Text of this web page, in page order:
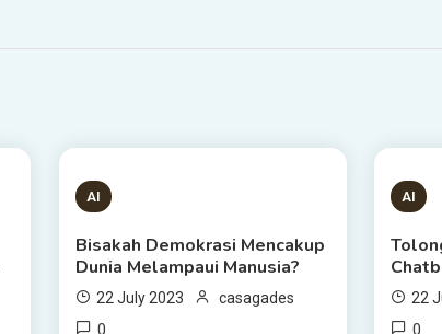
1 MIN READ
AI
Bisakah Demokrasi Mencakup
Dunia Melampaui Manusia?
22 July 2023 casagades
0
3
AI
22
0